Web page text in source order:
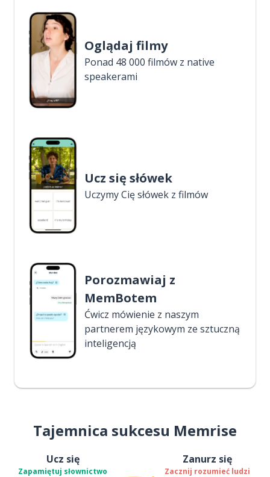
Oglądaj filmy
Ponad 48 000 filmów z native
speakerami
Ucz się słówek
Uczymy Cię słówek z filmów
Porozmawiaj z
MemBotem
Ćwicz mówienie z naszym
partnerem językowym ze sztuczną
inteligencją
Tajemnica sukcesu Memrise
Ucz się
Zapamiętuj słownictwo
Zanurz się
Zacznij rozumieć ludzi